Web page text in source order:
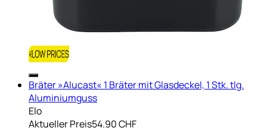
Bräter »Alucast« 1 Bräter mit Glasdeckel, 1 Stk. tlg.
Aluminiumguss
Elo
Aktueller Preis54.90 CHF